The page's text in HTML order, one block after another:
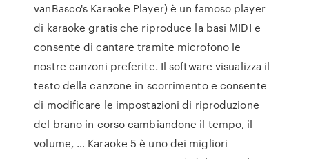
vanBasco's Karaoke Player) è un famoso player
di karaoke gratis che riproduce la basi MIDI e
consente di cantare tramite microfono le
nostre canzoni preferite. Il software visualizza il
testo della canzone in scorrimento e consente
di modificare le impostazioni di riproduzione
del brano in corso cambiandone il tempo, il
volume, … Karaoke 5 è uno dei migliori